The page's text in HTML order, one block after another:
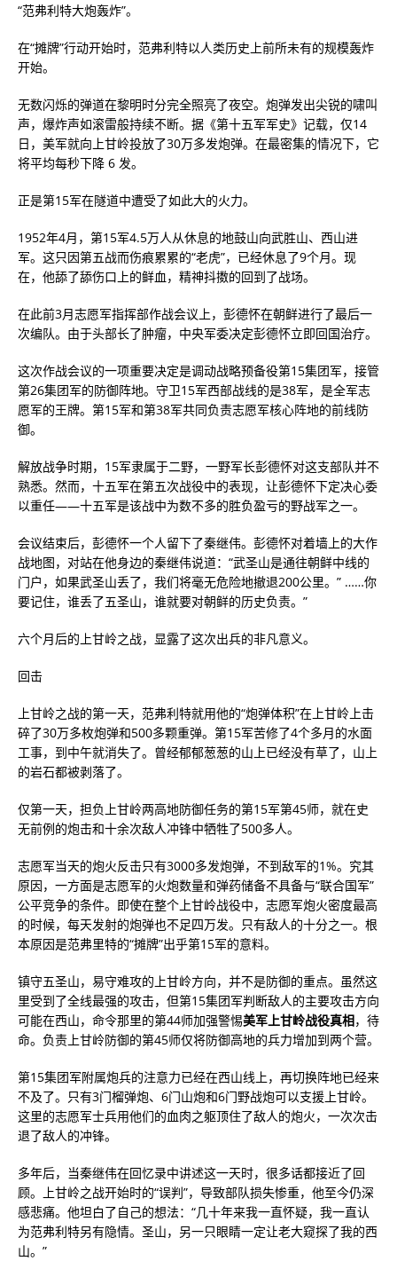
“范弗利特大炮轰炸”。
在“摊牌”行动开始时，范弗利特以人类历史上前所未有的规模轰炸
开始。
无数闪烁的弹道在黎明时分完全照亮了夜空。炮弹发出尖锐的啸叫
声，爆炸声如滚雷般持续不断。据《第十五军军史》记载，仅14
日，美军就向上甘岭投放了30万多发炮弹。在最密集的情况下，它
将平均每秒下降 6 发。
正是第15军在隧道中遭受了如此大的火力。
1952年4月，第15军4.5万人从休息的地鼓山向武胜山、西山进
军。这只因第五战而伤痕累累的“老虎”，已经休息了9个月。现
在，他舔了舔伤口上的鲜血，精神抖擞的回到了战场。
在此前3月志愿军指挥部作战会议上，彭德怀在朝鲜进行了最后一
次编队。由于头部长了肿瘤，中央军委决定彭德怀立即回国治疗。
这次作战会议的一项重要决定是调动战略预备役第15集团军，接管
第26集团军的防御阵地。守卫15军西部战线的是38军，是全军志
愿军的王牌。第15军和第38军共同负责志愿军核心阵地的前线防
御。
解放战争时期，15军隶属于二野，一野军长彭德怀对这支部队并不
熟悉。然而，十五军在第五次战役中的表现，让彭德怀下定决心委
以重任——十五军是该战中为数不多的胜负盈亏的野战军之一。
会议结束后，彭德怀一个人留下了秦继伟。彭德怀对着墙上的大作
战地图，对站在他身边的秦继伟说道：“武圣山是通往朝鲜中线的
门户，如果武圣山丢了，我们将毫无危险地撤退200公里。” ……你
要记住，谁丢了五圣山，谁就要对朝鲜的历史负责。”
六个月后的上甘岭之战，显露了这次出兵的非凡意义。
回击
上甘岭之战的第一天，范弗利特就用他的“炮弹体积”在上甘岭上击
碎了30万多枚炮弹和500多颗重弹。第15军苦修了4个多月的水面
工事，到中午就消失了。曾经郁郁葱葱的山上已经没有草了，山上
的岩石都被剥落了。
仅第一天，担负上甘岭两高地防御任务的第15军第45师，就在史
无前例的炮击和十余次敌人冲锋中牺牲了500多人。
志愿军当天的炮火反击只有3000多发炮弹，不到敌军的1%。究其
原因，一方面是志愿军的火炮数量和弹药储备不具备与“联合国军”
公平竞争的条件。即使在整个上甘岭战役中，志愿军炮火密度最高
的时候，每天发射的炮弹也不足四万发。只有敌人的十分之一。根
本原因是范弗里特的“摊牌”出乎第15军的意料。
镇守五圣山，易守难攻的上甘岭方向，并不是防御的重点。虽然这
里受到了全线最强的攻击，但第15集团军判断敌人的主要攻击方向
可能在西山，命令那里的第44师加强警惕美军上甘岭战役真相，待
命。负责上甘岭防御的第45师仅将防御高地的兵力增加到两个营。
第15集团军附属炮兵的注意力已经在西山线上，再切换阵地已经来
不及了。只有3门榴弹炮、6门山炮和6门野战炮可以支援上甘岭。
这里的志愿军士兵用他们的血肉之躯顶住了敌人的炮火，一次次击
退了敌人的冲锋。
多年后，当秦继伟在回忆录中讲述这一天时，很多话都接近了回
顾。上甘岭之战开始时的“误判”，导致部队损失惨重，他至今仍深
感悲痛。他坦白了自己的想法：“几十年来我一直怀疑，我一直认
为范弗利特另有隐情。圣山，另一只眼睛一定让老大窥探了我的西
山。”